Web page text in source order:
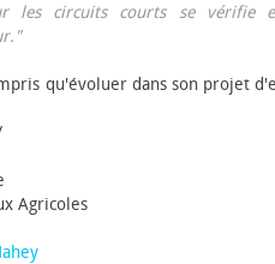
les circuits courts se vérifie
qu'évoluer dans son projet
Agricoles